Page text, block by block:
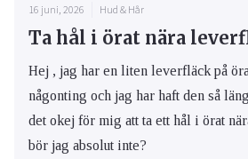
16 juni, 2026 Hud & Hår
Ta hål i örat nära
Hej , jag har en liten leverfläck på
någonting och jag har haft den så
det okej för mig att ta ett hål i örat
bör jag absolut inte?